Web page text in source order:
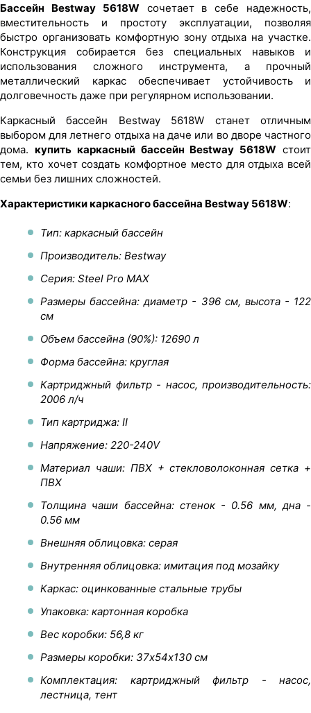
Бассейн Bestway 5618Wсочетает в себе надежность,
вместительность и простоту эксплуатации, позволяя
быстро организовать комфортную зону отдыха на участке.
Конструкция собирается без специальных навыков и
использования сложного инструмента, а прочный
металлический каркас обеспечивает устойчивость и
долговечность даже при регулярном использовании.
Каркасный бассейн Bestway 5618W станет отличным
выбором для летнего отдыха на даче или во дворе частного
дома. купить каркасный бассейн Bestway 5618W стоит
тем, кто хочет создать комфортное место для отдыха всей
семьи без лишних сложностей.
Характеристики каркасного бассейна Bestway 5618W:
Тип: каркасный бассейн
Производитель: Bestway
Серия: Steel Pro MAX
Размеры бассейна: диаметр - 396 см, высота - 122
см
Объем бассейна (90%): 12690 л
Форма бассейна: круглая
Картриджный фильтр - насос, производительность:
2006 л/ч
Тип картриджа: II
Напряжение: 220-240V
Материал чаши: ПВХ + стекловолоконная сетка +
ПВХ
Толщина чаши бассейна: стенок - 0.56 мм, дна -
0.56 мм
Внешняя облицовка: серая
Внутренняя облицовка: имитация под мозайку
Каркас: оцинкованные стальные трубы
Упаковка: картонная коробка
Вес коробки: 56,8 кг
Размеры коробки: 37х54х130 см
Комплектация: картриджный фильтр - насос,
лестница, тент